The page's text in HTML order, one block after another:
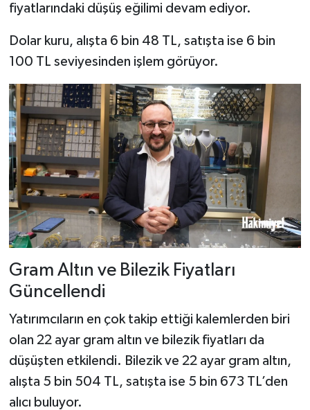
fiyatlarındaki düşüş eğilimi devam ediyor.
Dolar kuru, alışta 6 bin 48 TL, satışta ise 6 bin
100 TL seviyesinden işlem görüyor.
Gram Altın ve Bilezik Fiyatları
Güncellendi
Yatırımcıların en çok takip ettiği kalemlerden biri
olan 22 ayar gram altın ve bilezik fiyatları da
düşüşten etkilendi. Bilezik ve 22 ayar gram altın,
alışta 5 bin 504 TL, satışta ise 5 bin 673 TL’den
alıcı buluyor.